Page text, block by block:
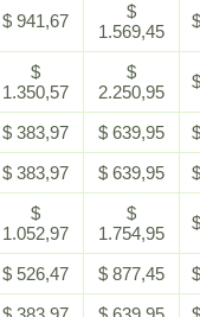
$ 941,67
$
1.569,45
$
1.350,57
$
2.250,95
$ 383,97 $ 639,95
$ 383,97 $ 639,95
$
1.052,97
$
1.754,95
$ 526,47 $ 877,45